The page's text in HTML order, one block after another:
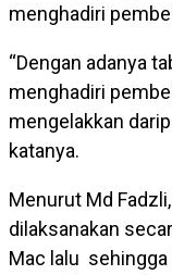
menghadiri
“Dengan adanya
menghadiri
mengelakkan
katanya.
Menurut Md
dilaksanakan
Mac lalu sehingga